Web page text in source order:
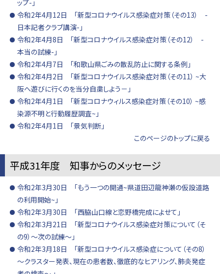
ップ-」
令和2年4月12日 「新型コロナウイルス感染症対策（その13） -
日本記者クラブ講演-」
令和2年4月8日 「新型コロナウイルス感染症対策（その12） -
本当の試練-」
令和2年4月7日 「和歌山県ごみの散乱防止に関する条例」
令和2年4月2日 「新型コロナウイルス感染症対策（その11） ~大
阪へ遊びに行くのを当分自粛しよう－」
令和2年4月1日 「新型コロナウィルス感染症対策（その10） ~感
染源不明と行動履歴調査~」
令和2年4月1日 「景気判断」
このページのトップに戻る
平成31年度 知事からのメッセージ
令和2年3月30日 「もう一つの開通~県道田辺龍神瀬の仮設道路
の利用開始~」
令和2年3月30日 「西脇山口線と恋野橋完成によせて」
令和2年3月21日 「新型コロナウイルス感染症対策について（そ
の9）～次の試練～」
令和2年3月18日 「新型コロナウイルス感染症について（その8）
～クラスター発表、現在の患者数、徹底的なヒアリング、肺炎発症